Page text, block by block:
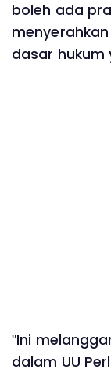
boleh ada
dasar hukum
"Ini
dalam UU